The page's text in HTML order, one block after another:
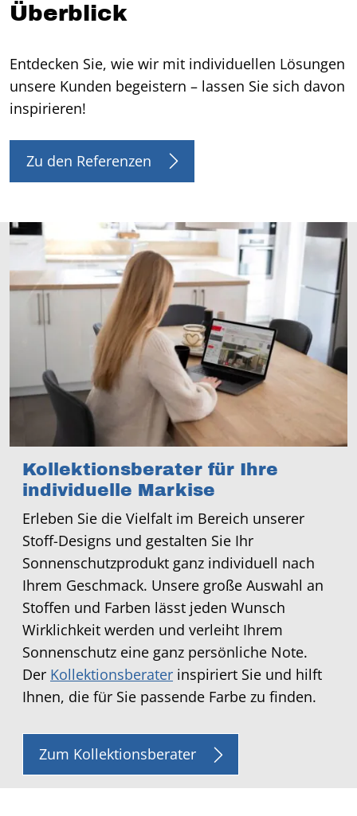
Überblick
Entdecken Sie, wie wir mit individuellen Lösungen
unsere Kunden begeistern – lassen Sie sich davon
inspirieren!
Zu den Referenzen
Kollektionsberater für Ihre
individuelle Markise
Erleben Sie die Vielfalt im Bereich unserer
Stoff-Designs und gestalten Sie Ihr
Sonnenschutzprodukt ganz individuell nach
Ihrem Geschmack. Unsere große Auswahl an
Stoffen und Farben lässt jeden Wunsch
Wirklichkeit werden und verleiht Ihrem
Sonnenschutz eine ganz persönliche Note.
Der Kollektionsberater inspiriert Sie und hilft
Ihnen, die für Sie passende Farbe zu finden.
Zum Kollektionsberater